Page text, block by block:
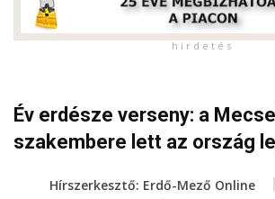
h i r d e t é s
Év erdésze verseny: a
szakembere lett az ország
Hírszerkesztő: Erdő-Mező Online